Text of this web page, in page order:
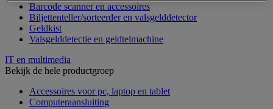
Barcode scanner en accessoires
Biljettenteller/sorteerder en valsgelddetector
Geldkist
Valsgelddetectie en geldtelmachine
IT en multimedia
Bekijk de hele productgroep
Accessoires voor pc, laptop en tablet
Computeraansluiting